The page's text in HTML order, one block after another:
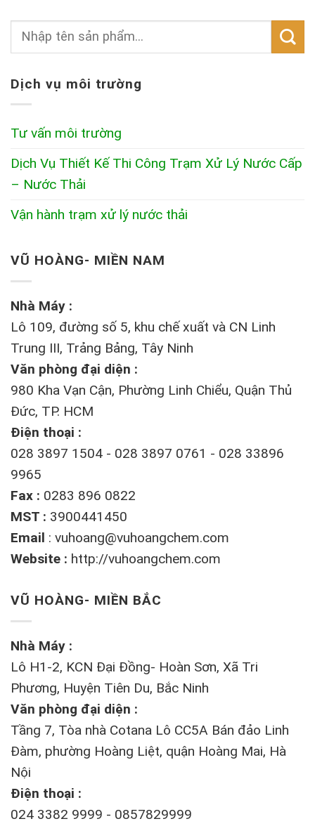
Dịch vụ môi trường
Tư vấn môi trường
Dịch Vụ Thiết Kế Thi Công Trạm Xử Lý Nước Cấp
– Nước Thải
Vận hành trạm xử lý nước thải
VŨ HOÀNG- MIỀN NAM
Nhà Máy :
Lô 109, đường số 5, khu chế xuất và CN Linh
Trung III, Trảng Bảng, Tây Ninh
Văn phòng đại diện :
980 Kha Vạn Cận, Phường Linh Chiểu, Quận Thủ
Đức, TP. HCM
Điện thoại :
028 3897 1504 - 028 3897 0761 - 028 33896
9965
Fax : 0283 896 0822
MST : 3900441450
Email : vuhoang@vuhoangchem.com
Website : http://vuhoangchem.com
VŨ HOÀNG- MIỀN BẮC
Nhà Máy :
Lô H1-2, KCN Đại Đồng- Hoàn Sơn, Xã Tri
Phương, Huyện Tiên Du, Bắc Ninh
Văn phòng đại diện :
Tầng 7, Tòa nhà Cotana Lô CC5A Bán đảo Linh
Đàm, phường Hoàng Liệt, quận Hoàng Mai, Hà
Nội
Điện thoại :
024 3382 9999 - 0857829999